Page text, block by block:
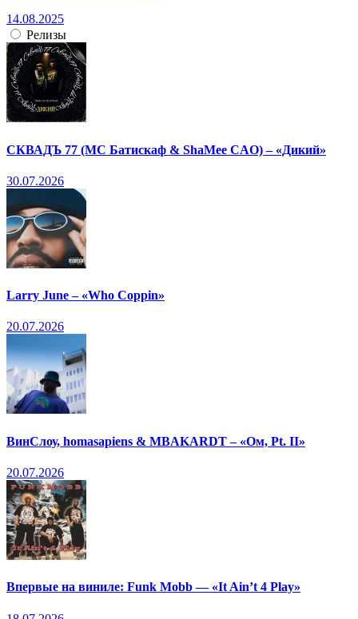
14.08.2025
Релизы
СКВАДЪ 77 (МС Батискаф & ShaMee CAO) – «Дикий»
30.07.2026
Larry June – «Who Coppin»
20.07.2026
ВинСлоу, homasapiens & MBAKARDT – «Ом, Pt. II»
20.07.2026
Впервые на виниле: Funk Mobb — «It Ain’t 4 Play»